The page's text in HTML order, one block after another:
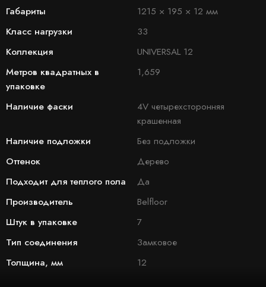
Габариты
1215 × 195 × 12 мм
Класс нагрузки
33
Коллекция
UNIVERSAL 12
Метров квадратных в
упаковке
1,659
Наличие фаски
4V четырехсторонняя
крашенная
Наличие подложки
Без подложки
Оттенок
Дерево
Подходит для теплого пола
Да
Производитель
Belfloor
Штук в упаковке
7
Тип соединения
Замковое
Толщина, мм
12